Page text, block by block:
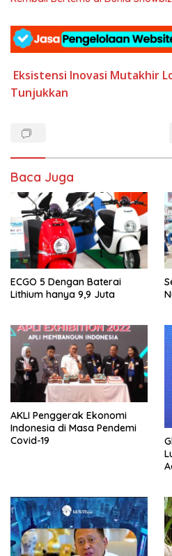
Eksistensi Inovasi Mutakhir
Tunjukkan
Baca Juga
ECGO 5 Dengan Baterai
Lithium hanya 9,9 Juta
AKLI Penggerak Ekonomi
Indonesia di Masa Pendemi
Covid-19